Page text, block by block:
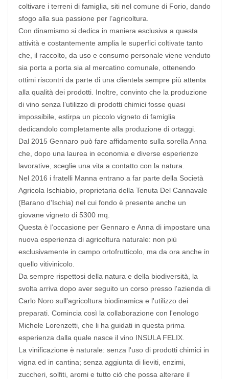
coltivare i terreni di famiglia, siti nel comune di Forio, dando
sfogo alla sua passione per l’agricoltura.
Con dinamismo si dedica in maniera esclusiva a questa
attività e costantemente amplia le superfici coltivate tanto
che, il raccolto, da uso e consumo personale viene venduto
sia porta a porta sia al mercatino comunale, ottenendo
ottimi riscontri da parte di una clientela sempre più attenta
alla qualità dei prodotti. Inoltre, convinto che la produzione
di vino senza l’utilizzo di prodotti chimici fosse quasi
impossibile, estirpa un piccolo vigneto di famiglia
dedicandolo completamente alla produzione di ortaggi.
Dal 2015 Gennaro può fare affidamento sulla sorella Anna
che, dopo una laurea in economia e diverse esperienze
lavorative, sceglie una vita a contatto con la natura.
Nel 2016 i fratelli Manna entrano a far parte della Società
Agricola Ischiabio, proprietaria della Tenuta Del Cannavale
(Barano d'Ischia) nel cui fondo è presente anche un
giovane vigneto di 5300 mq.
Questa è l’occasione per Gennaro e Anna di impostare una
nuova esperienza di agricoltura naturale: non più
esclusivamente in campo ortofrutticolo, ma da ora anche in
quello vitivinicolo.
Da sempre rispettosi della natura e della biodiversità, la
svolta arriva dopo aver seguito un corso presso l'azienda di
Carlo Noro sull'agricoltura biodinamica e l'utilizzo dei
preparati. Comincia così la collaborazione con l'enologo
Michele Lorenzetti, che li ha guidati in questa prima
esperienza dalla quale nasce il vino INSULA FELIX.
La vinificazione è naturale: senza l'uso di prodotti chimici in
vigna ed in cantina; senza aggiunta di lieviti, enzimi,
zuccheri, solfiti, aromi e tutto ciò che possa alterare il